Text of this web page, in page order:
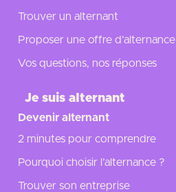
Trouver un alternant
Proposer une offre d’alternance
Vos questions, nos réponses
Je suis alternant
Devenir alternant
2 minutes pour comprendre
Pourquoi choisir l’alternance ?
Trouver son entreprise